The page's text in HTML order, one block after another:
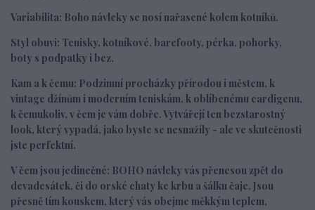
Variabilita: Boho návleky se nosí nařasené kolem kotníků.
Styl obuvi: Tenisky, kotníkové, barefooty, pérka, pohorky,
boty s podpatky i bez.
Kam a k čemu: Podzimní procházky přírodou i městem, k
vintage džínům i moderním teniskám, k oblíbenému cardigenu,
k čemukoliv, v čem je vám dobře. Vytvářejí ten bezstarostný
look, který vypadá, jako byste se nesnažily - ale ve skutečnosti
jste perfektní.
V čem jsou jedinečné: BOHO návleky vás přenesou zpět do
devadesátek, či do orské chaty ke krbu a šálku čaje. Jsou
přesně tím kouskem, který vás obejme měkkým teplem,